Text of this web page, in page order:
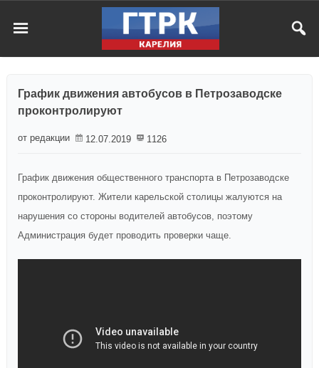
График движения автобусов в Петрозаводске
проконтролируют
от редакции 12.07.2019 1126
График движения общественного транспорта в Петрозаводске
проконтролируют. Жители карельской столицы жалуются на
нарушения со стороны водителей автобусов, поэтому
Администрация будет проводить проверки чаще.